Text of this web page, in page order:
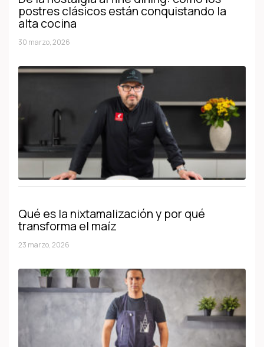
postres clásicos están conquistando la
alta cocina
30 marzo, 2026
Qué es la nixtamalización y por qué
transforma el maíz
23 marzo, 2026